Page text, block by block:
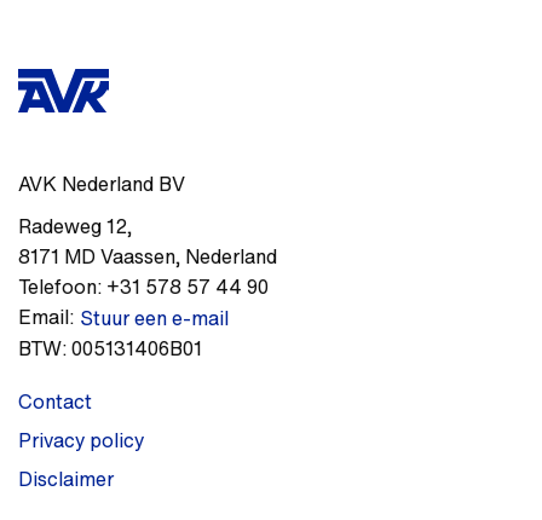
AVK Nederland BV
Radeweg 12,
8171 MD Vaassen, Nederland
Telefoon: +31 578 57 44 90
Email: Stuur een e-mail
BTW:005131406B01
Contact
Privacy policy
Disclaimer